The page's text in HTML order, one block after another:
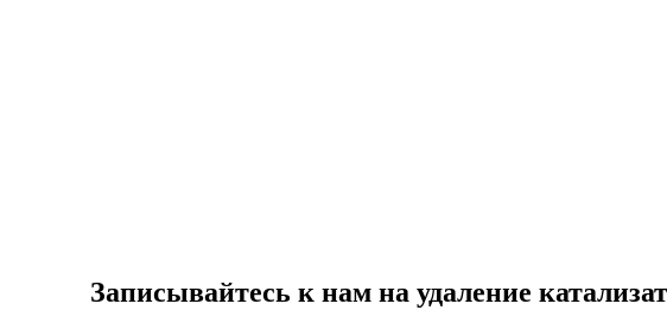
Записывайтесь к нам на удаление